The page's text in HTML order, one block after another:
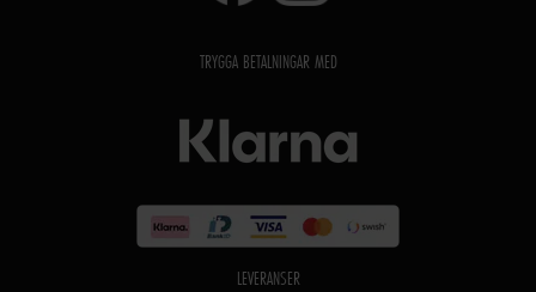
TRYGGA BETALNINGAR MED
LEVERANSER